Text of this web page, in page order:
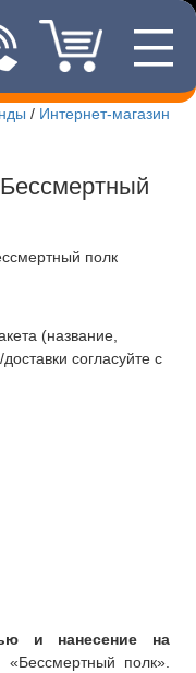
—
—
—
/ Интернет-магазин
полк
(название,
согласуйте с
и нанесение на
«Бессмертный полк».